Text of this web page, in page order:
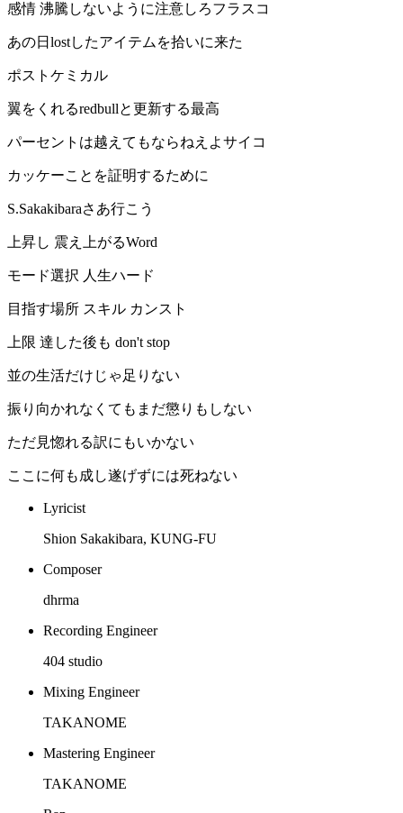
感情 沸騰しないように注意しろフラスコ
あの日lostしたアイテムを拾いに来た
ポストケミカル
翼をくれるredbullと更新する最高
パーセントは越えてもならねえよサイコ
カッケーことを証明するために
S.Sakakibaraさあ行こう
上昇し 震え上がるWord
モード選択 人生ハード
目指す場所 スキル カンスト
上限 達した後も don't stop
並の生活だけじゃ足りない
振り向かれなくてもまだ懲りもしない
ただ見惚れる訳にもいかない
ここに何も成し遂げずには死ねない
Lyricist
Shion Sakakibara, KUNG-FU
Composer
dhrma
Recording Engineer
404 studio
Mixing Engineer
TAKANOME
Mastering Engineer
TAKANOME